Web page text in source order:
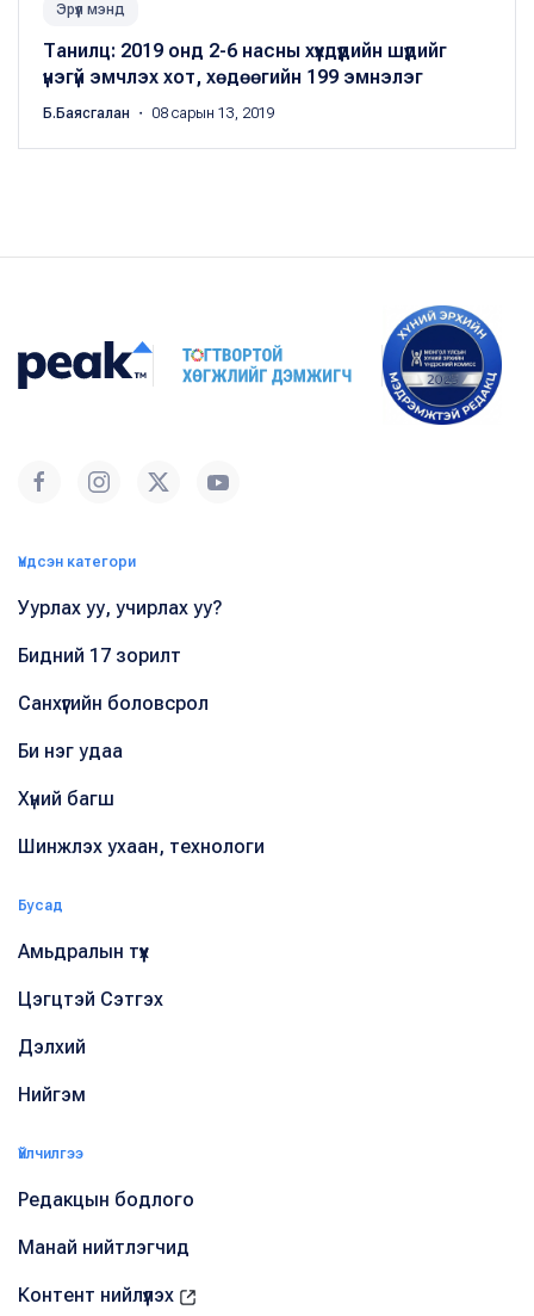
Эрүүл мэнд
Танилц: 2019 онд 2-6 насны хүүхдүүдийн шүдийг
үнэгүй эмчлэх хот, хөдөөгийн 199 эмнэлэг
Б.Баясгалан ・ 08 сарын 13, 2019
Үндсэн категори
Уурлах уу, учирлах уу?
Бидний 17 зорилт
Санхүүгийн боловсрол
Би нэг удаа
Хүний багш
Шинжлэх ухаан, технологи
Бусад
Амьдралын түүх
Цэгцтэй Сэтгэх
Дэлхий
Нийгэм
Үйлчилгээ
Редакцын бодлого
Манай нийтлэгчид
Контент нийлүүлэх